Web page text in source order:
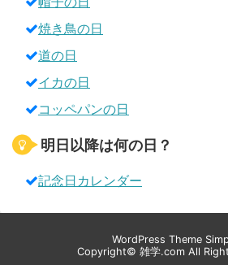
焼き鳥の日
道の日
イカの日
コッペパンの日
明日以降は何の日？
記念日カレンダー
WordPress Theme
Copyright© 雑学.comAll